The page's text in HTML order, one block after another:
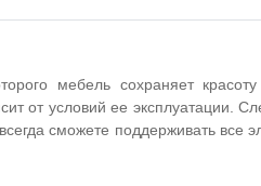
матрасы)
мебель сохраняет красоту
от условий ее эксплуатации.
сможете поддерживать все